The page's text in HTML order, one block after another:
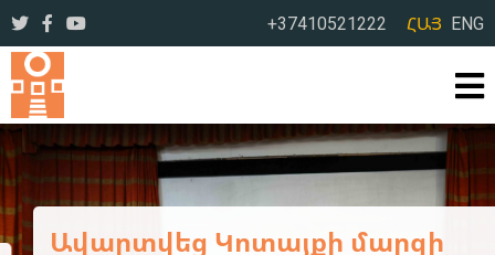
+37410521222 ՀԱՅ ENG
Ավարտվեց Կոտայքի մարզի